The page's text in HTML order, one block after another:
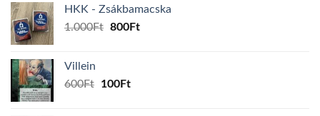
160Ft.150Ft.
HKK - Zsákbamacska
1.000Ft Original
800FtCurrent
Villein
600Ft
Original
100FtCurrent